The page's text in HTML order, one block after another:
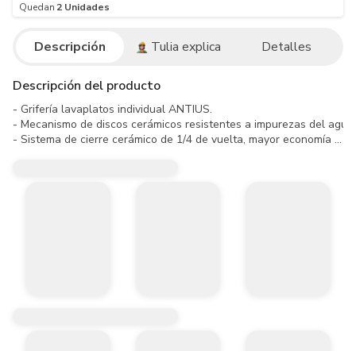
Quedan 2 Unidades
Descripción Tulia explica Detalles
Descripción del producto
- Grifería lavaplatos individual ANTIUS.
- Mecanismo de discos cerámicos resistentes a impurezas del agua.
- Sistema de cierre cerámico de 1/4 de vuelta, mayor economía